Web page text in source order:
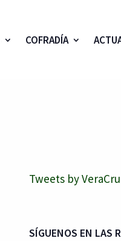
COFRADÍA
Tweets by
SÍGUENOS EN LAS